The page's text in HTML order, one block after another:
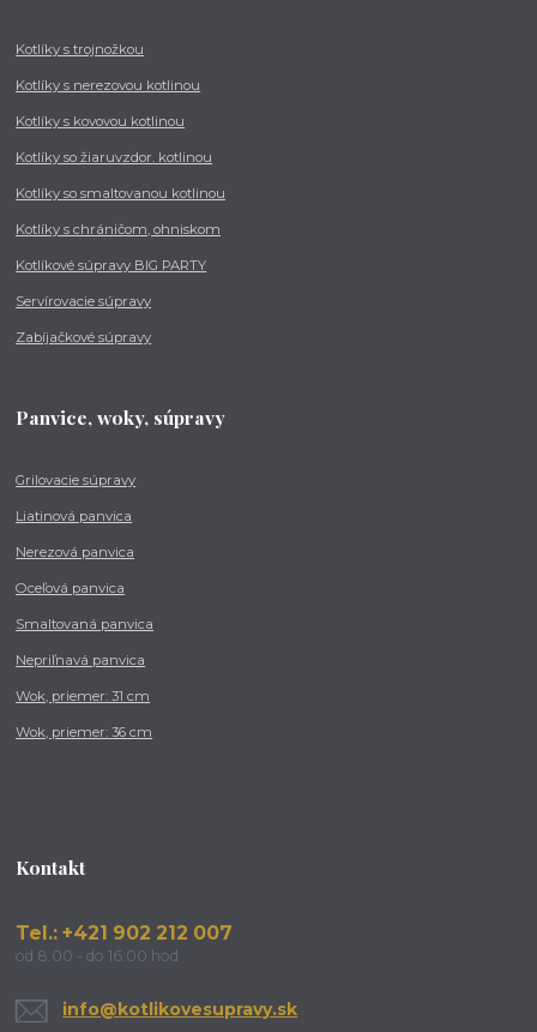
Kotlíky s trojnožkou
Kotlíky s nerezovou kotlinou
Kotlíky s kovovou kotlinou
Kotlíky so žiaruvzdor. kotlinou
Kotlíky so smaltovanou kotlinou
Kotlíky s chráničom, ohniskom
Kotlíkové súpravy BIG PARTY
Servírovacie súpravy
Zabíjačkové súpravy
Panvice, woky, súpravy
Grilovacie súpravy
Liatinová panvica
Nerezová panvica
Oceľová panvica
Smaltovaná panvica
Nepriľnavá panvica
Wok, priemer: 31 cm
Wok, priemer: 36 cm
Kontakt
Tel.: +421 902 212 007
od 8:00 - do 16:00 hod
info@kotlikovesupravy.sk